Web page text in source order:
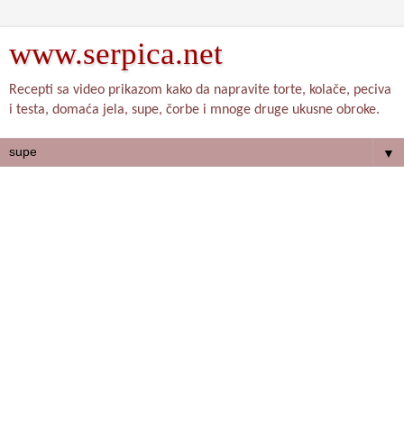
www.serpica.net
Recepti sa video prikazom kako da napravite torte, kolače, peciva
i testa, domaća jela, supe, čorbe i mnoge druge ukusne obroke.
▼